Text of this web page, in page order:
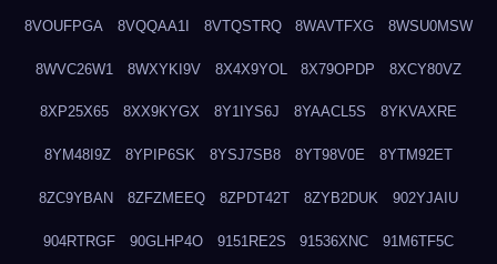
8VOUFPGA 8VQQAA1I 8VTQSTRQ 8WAVTFXG 8WSU0MSW
8WVC26W1 8WXYKI9V 8X4X9YOL 8X79OPDP 8XCY80VZ
8XP25X65 8XX9KYGX 8Y1IYS6J 8YAACL5S 8YKVAXRE
8YM48I9Z 8YPIP6SK 8YSJ7SB8 8YT98V0E 8YTM92ET
8ZC9YBAN 8ZFZMEEQ 8ZPDT42T 8ZYB2DUK 902YJAIU
904RTRGF 90GLHP4O 9151RE2S 91536XNC 91M6TF5C